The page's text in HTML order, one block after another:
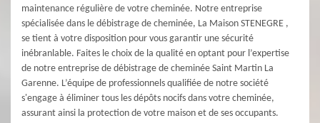
maintenance régulière de votre cheminée. Notre entreprise
spécialisée dans le débistrage de cheminée, La Maison STENEGRE ,
se tient à votre disposition pour vous garantir une sécurité
inébranlable. Faites le choix de la qualité en optant pour l’expertise
de notre entreprise de débistrage de cheminée Saint Martin La
Garenne. L’équipe de professionnels qualifiée de notre société
s'engage à éliminer tous les dépôts nocifs dans votre cheminée,
assurant ainsi la protection de votre maison et de ses occupants.